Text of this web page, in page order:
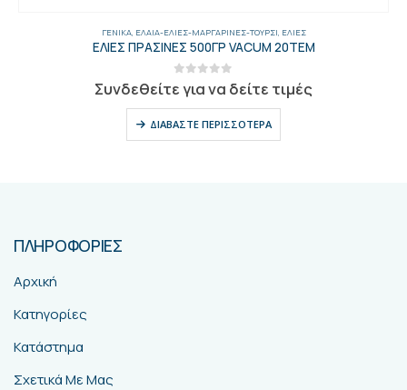
ΓΕΝΙΚΑ, ΈΛΑΙΑ-ΕΛΙΈΣ-ΜΑΡΓΑΡΊΝΕΣ-ΤΟΥΡΣΊ, ΕΛΙΈΣ
ΕΛΙΕΣ ΠΡΑΣΙΝΕΣ 500ΓΡ VACUM 20ΤΕΜ
out of 5
Συνδεθείτε για να δείτε τιμές
ΔΙΑΒΆΣΤΕ ΠΕΡΙΣΣΌΤΕΡΑ
ΠΛΗΡΟΦΟΡΙΕΣ
Αρχική
Κατηγορίες
Κατάστημα
Σχετικά Με Μας